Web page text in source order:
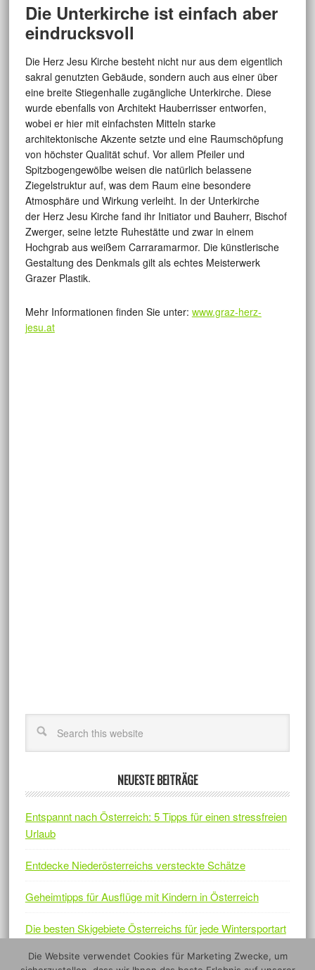
Die Unterkirche ist einfach aber
eindrucksvoll
Die Herz Jesu Kirche besteht nicht nur aus dem eigentlich
sakral genutzten Gebäude, sondern auch aus einer über
eine breite Stiegenhalle zugängliche Unterkirche. Diese
wurde ebenfalls von Architekt Hauberrisser entworfen,
wobei er hier mit einfachsten Mitteln starke
architektonische Akzente setzte und eine Raumschöpfung
von höchster Qualität schuf. Vor allem Pfeiler und
Spitzbogengewölbe weisen die natürlich belassene
Ziegelstruktur auf, was dem Raum eine besondere
Atmosphäre und Wirkung verleiht. In der Unterkirche
der Herz Jesu Kirche fand ihr Initiator und Bauherr, Bischof
Zwerger, seine letzte Ruhestätte und zwar in einem
Hochgrab aus weißem Carraramarmor. Die künstlerische
Gestaltung des Denkmals gilt als echtes Meisterwerk
Grazer Plastik.
Mehr Informationen finden Sie unter: www.graz-herz-
jesu.at
NEUESTE BEITRÄGE
Entspannt nach Österreich: 5 Tipps für einen stressfreien
Urlaub
Entdecke Niederösterreichs versteckte Schätze
Geheimtipps für Ausflüge mit Kindern in Österreich
Die besten Skigebiete Österreichs für jede Wintersportart
Österreichs Naturjuwelen – Fünf Nationalparks, die sich
Die Website verwendet Cookies für Marketing Zwecke, um